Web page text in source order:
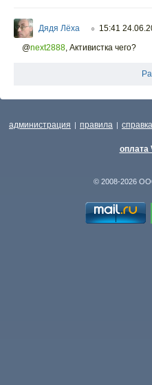
Дядя Лёха ○ 15:41
@next2888 Активистка чего?
администрация | правила | справка
оплата
© 2008-2026